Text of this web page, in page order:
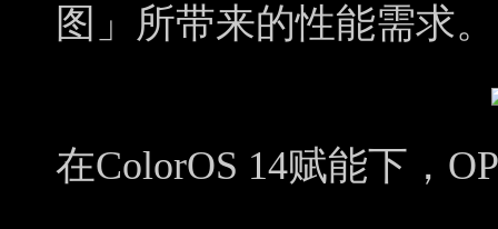
图」所带来的性能需求。
在ColorOS 14赋能下，